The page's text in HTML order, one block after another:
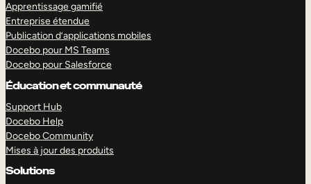
Apprentissage gamifié
Entreprise étendue
Publication d’applications mobiles
Docebo pour MS Teams
Docebo pour Salesforce
Éducation et communauté
Support Hub
Docebo Help
Docebo Community
Mises à jour des produits
Solutions